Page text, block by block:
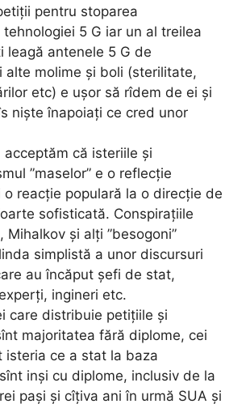
pentru stoparea
5 G iar un al treilea
leagă antenele 5 G de
alte molime și boli (sterilitate,
etc) e ușor să rîdem de ei și
niște înapoiați ce cred unor
acceptăm că isteriile și
”maselor” e o reflecție
o reacție populară la o direcție de
sofisticată. Conspirațiile
Mihalkov și alți ”besogoni”
simplistă a unor discursuri
au încăput șefi de stat,
ingineri etc.
care distribuie petițiile și
majoritatea fără diplome, cei
isteria ce a stat la baza
inși cu diplome, inclusiv de la
pași și cîțiva ani în urmă SUA și